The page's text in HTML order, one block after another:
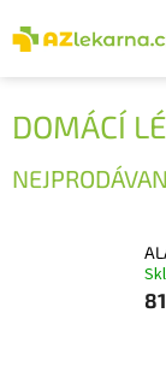
na
obsah
DOMÁCÍ